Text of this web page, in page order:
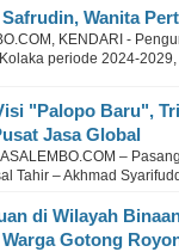
Wanita
KENDARI -
periode 2024-
"Palopo Baru",
Jasa Global
–
Tahir – Akhmad
di Wilayah
Gotong